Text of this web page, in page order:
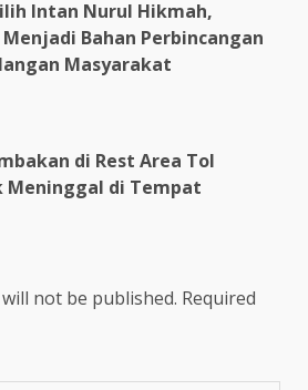
Intan Nurul Hikmah,
Menjadi Bahan Perbincangan
Masyarakat
di Rest Area Tol
Meninggal di Tempat
not be published. Required